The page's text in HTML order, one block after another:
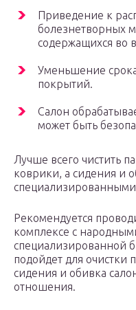
Приведение к
болезнетворных
содержащихся во
Уменьшение
покрытий.
Салон
может быть
Лучше всего чистить
коврики, а сидения и
специализированными
Рекомендуется
комплексе с
специализированной
подойдет для очистки
сидения и обивка
отношения.